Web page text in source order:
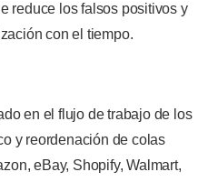
reduce los falsos positivos y
con el tiempo.
en el flujo de trabajo de los
y reordenación de colas
eBay, Shopify, Walmart,